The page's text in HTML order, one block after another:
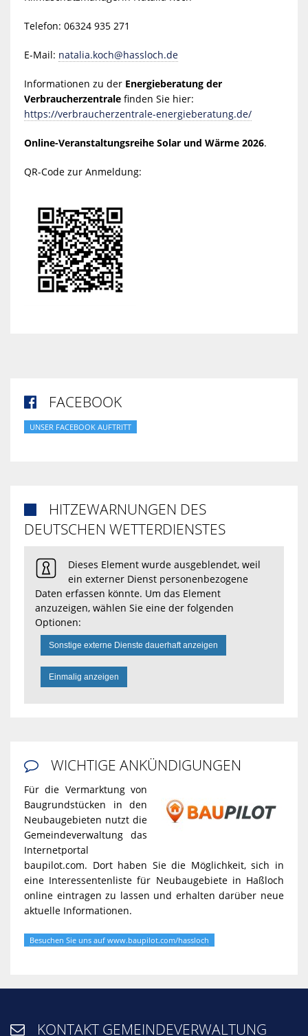
Telefon: 06324 935 271
E-Mail: natalia.koch@hassloch.de
Informationen zu der Energieberatung der
Verbraucherzentralefinden Sie hier:
https://verbraucherzentrale-energieberatung.de/
Online-Veranstaltungsreihe Solar und Wärme 2026.
QR-Code zur Anmeldung:
 FACEBOOK
UNSER FACEBOOK AUFTRITT
HITZEWARNUNGEN DES
DEUTSCHEN WETTERDIENSTES
Dieses Element wurde ausgeblendet, weil
ein externer Dienst personenbezogene
Daten erfassen könnte. Um das Element
anzuzeigen, wählen Sie eine der folgenden
Optionen:
Sonstige externe Dienste dauerhaft anzeigen
Einmalig anzeigen
 WICHTIGE ANKÜNDIGUNGEN
Für die Vermarktung von
Baugrundstücken in den
Neubaugebieten nutzt die
Gemeindeverwaltung das
Internetportal
baupilot.com. Dort haben Sie die Möglichkeit, sich in
eine Interessentenliste für Neubaugebiete in Haßloch
online eintragen zu lassen und erhalten darüber neue
aktuelle Informationen.
Besuchen Sie uns auf www.baupilot.com/hassloch
 KONTAKT GEMEINDEVERWALTUNG